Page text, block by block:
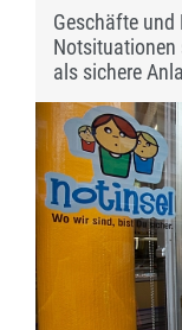
Geschäfte und
Notsituationen
als sichere